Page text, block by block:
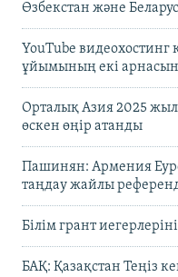
Өзбекстан және
YouTube видеохостинг
ұйымының екі арнасын
Орталық Азия 2025
өскен өңір атанды
Пашинян: Армения
таңдау жайлы
Білім грант
БАҚ: Қазақстан Теңіз